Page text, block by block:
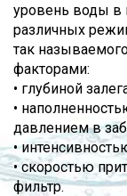
уровень воды в
различных
так
факторами:
• глубиной
•
давлением в
•
• скоростью
фильтр.